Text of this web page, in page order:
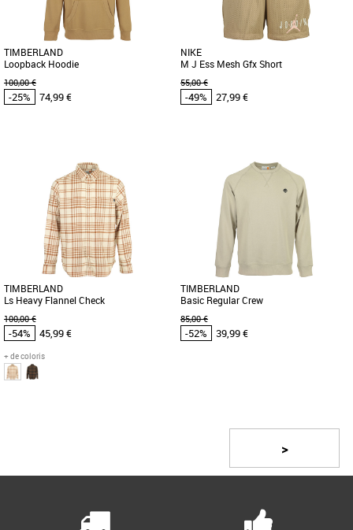
TIMBERLAND
Loopback Hoodie
100,00 €
-25% 74,99 €
Vêtements pas cher et Promos
Ce sweat à capuche confortable pour
homme prouvera son utilité en de
nombreuses occasions. Il présente [...]
NIKE
M J Ess Mesh Gfx Short
55,00 €
-49% 27,99 €
XL
Vêtements pas cher et Promos
Vêtements
Un look au top, décontracté et
classique. Attends. Est-ce qu'on parle
de toi ou de ce short ? Les [...]
TIMBERLAND
Ls Heavy Flannel Check
100,00 €
-54% 45,99 €
+ de coloris
TIMBERLAND
Basic Regular Crew
85,00 €
-52% 39,99 €
rond est confectionné en tissu doux de
coton bouclé et polyester. Plus [...]
>